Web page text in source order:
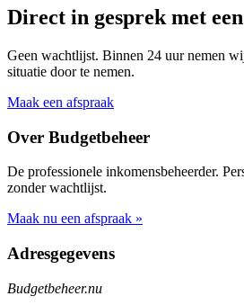
Direct in gesprek met
Geen wachtlijst. Binnen 24 uur nemen
situatie door te nemen.
Maak een afspraak
Over Budgetbeheer
De professionele inkomensbeheerder.
zonder wachtlijst.
Maak nu een afspraak »
Adresgegevens
Budgetbeheer.nu